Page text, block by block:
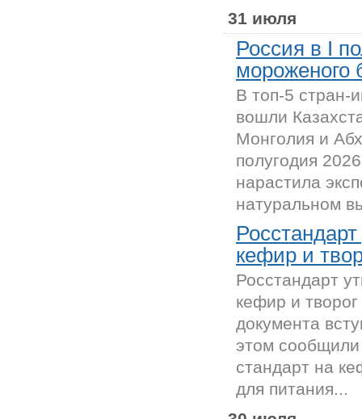
31 июля
Россия в I
мороженого
В топ-5 стран-
вошли
Монголия и
полугодия
нарастила
натуральном
кефир и
Росстандарт
кефир и
документа
этом
стандарт на
для питания...